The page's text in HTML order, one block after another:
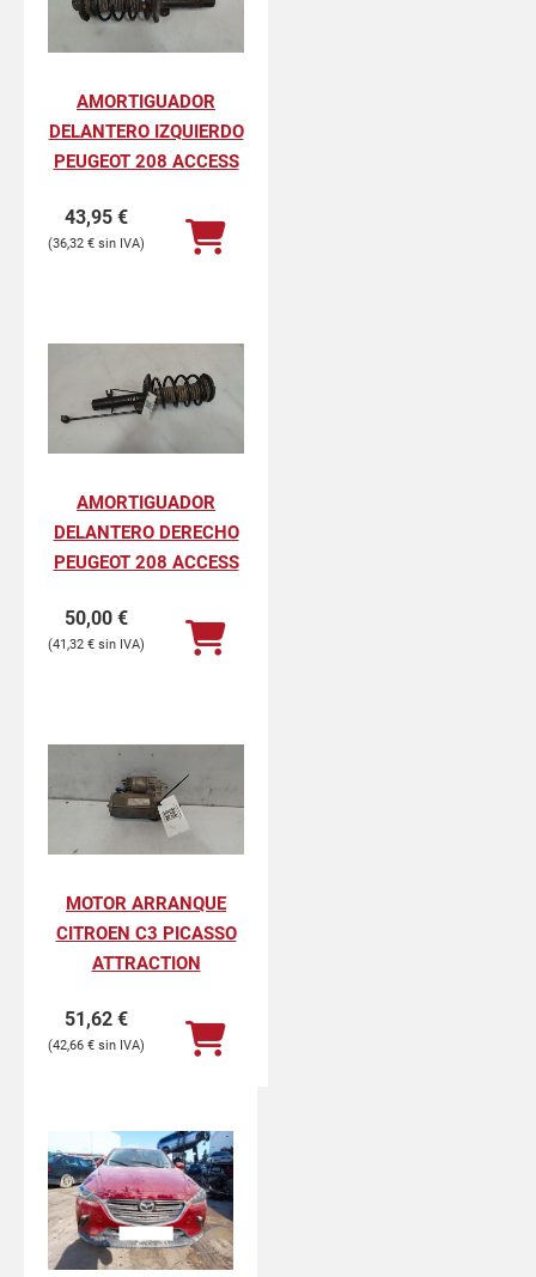
AMORTIGUADOR
DELANTERO IZQUIERDO
PEUGEOT 208 ACCESS
43,95 €
36,32 €
AMORTIGUADOR
DELANTERO DERECHO
PEUGEOT 208 ACCESS
50,00 €
41,32 €
MOTOR ARRANQUE
CITROEN C3 PICASSO
ATTRACTION
51,62 €
42,66 €